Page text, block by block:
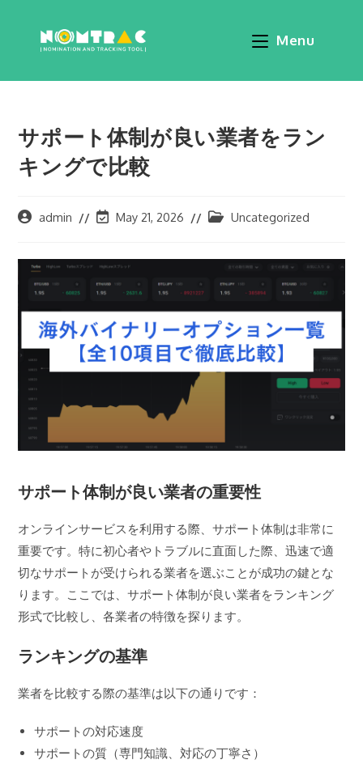
Menu
サポート体制が良い業者をラン
キングで比較
admin May 21, 2026 Uncategorized
サポート体制が良い業者の重要性
オンラインサービスを利用する際、サポート体制は非常に
重要です。特に初心者やトラブルに直面した際、迅速で適
切なサポートが受けられる業者を選ぶことが成功の鍵とな
ります。ここでは、サポート体制が良い業者をランキング
形式で比較し、各業者の特徴を探ります。
ランキングの基準
業者を比較する際の基準は以下の通りです：
サポートの対応速度
サポートの質（専門知識、対応の丁寧さ）